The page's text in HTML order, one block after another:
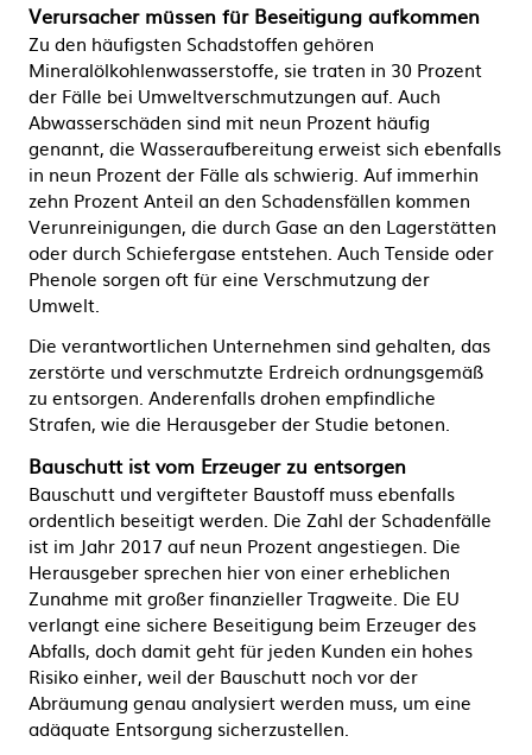
Verursacher müssen für Beseitigung aufkommen
Zu den häufigsten Schadstoffen gehören
Mineralölkohlenwasserstoffe, sie traten in 30 Prozent
der Fälle bei Umweltverschmutzungen auf. Auch
Abwasserschäden sind mit neun Prozent häufig
genannt, die Wasseraufbereitung erweist sich ebenfalls
in neun Prozent der Fälle als schwierig. Auf immerhin
zehn Prozent Anteil an den Schadensfällen kommen
Verunreinigungen, die durch Gase an den Lagerstätten
oder durch Schiefergase entstehen. Auch Tenside oder
Phenole sorgen oft für eine Verschmutzung der
Umwelt.
Die verantwortlichen Unternehmen sind gehalten, das
zerstörte und verschmutzte Erdreich ordnungsgemäß
zu entsorgen. Anderenfalls drohen empfindliche
Strafen, wie die Herausgeber der Studie betonen.
Bauschutt ist vom Erzeuger zu entsorgen
Bauschutt und vergifteter Baustoff muss ebenfalls
ordentlich beseitigt werden. Die Zahl der Schadenfälle
ist im Jahr 2017 auf neun Prozent angestiegen. Die
Herausgeber sprechen hier von einer erheblichen
Zunahme mit großer finanzieller Tragweite. Die EU
verlangt eine sichere Beseitigung beim Erzeuger des
Abfalls, doch damit geht für jeden Kunden ein hohes
Risiko einher, weil der Bauschutt noch vor der
Abräumung genau analysiert werden muss, um eine
adäquate Entsorgung sicherzustellen.